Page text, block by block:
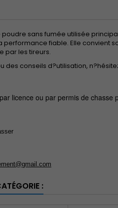
poudre sans fumée utilisée
fiable. Elle convient
par les tireurs.
des conseils d?utilisation,
licence ou par permis de chasse
: